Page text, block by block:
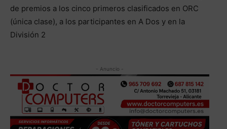
de premios a los cinco primeros clasificados en ORC
(única clase), a los participantes en A Dos y en la
División 2
- Anuncio -